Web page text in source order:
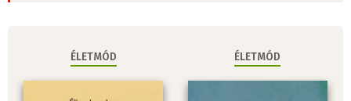
ÉLETMÓD ÉLETMÓD